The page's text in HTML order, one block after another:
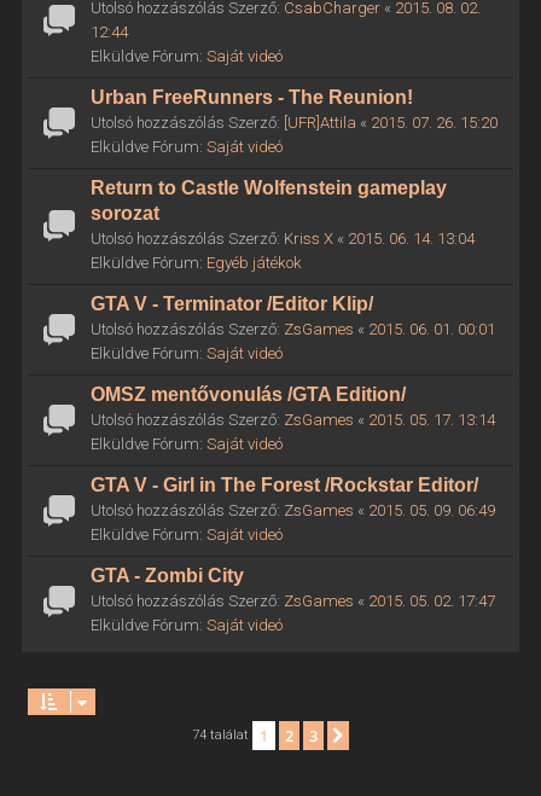
Utolsó hozzászólás Szerző: CsabCharger« 2015. 08. 02.
12:44
Elküldve Fórum: Saját videó
Urban FreeRunners - The Reunion!
Utolsó hozzászólás Szerző: [UFR]Attila « 2015. 07. 26. 15:20
Elküldve Fórum: Saját videó
Return to Castle Wolfenstein gameplay
sorozat
Utolsó hozzászólás Szerző: Kriss X« 2015. 06. 14. 13:04
Elküldve Fórum: Egyéb játékok
GTA V - Terminator /Editor Klip/
Utolsó hozzászólás Szerző: ZsGames « 2015. 06. 01. 00:01
Elküldve Fórum: Saját videó
OMSZ mentővonulás /GTA Edition/
Utolsó hozzászólás Szerző: ZsGames « 2015. 05. 17. 13:14
Elküldve Fórum: Saját videó
GTA V - Girl in The Forest /Rockstar Editor/
Utolsó hozzászólás Szerző: ZsGames « 2015. 05. 09. 06:49
Elküldve Fórum: Saját videó
GTA - Zombi City
Utolsó hozzászólás Szerző: ZsGames « 2015. 05. 02. 17:47
Elküldve Fórum: Saját videó
74 találat 1 2 3